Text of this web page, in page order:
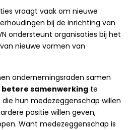
vraagt vaak om nieuwe
bij de inrichting van
ondersteunt organisaties bij het
nieuwe vormen van
ondernemingsraden samen
betere samenwerking te
hun medezeggenschap willen
positie willen geven,
Want medezeggenschap is